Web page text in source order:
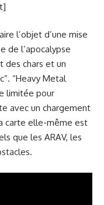
l’objet d’une mise
de l’apocalypse
des chars et un
“Heavy Metal
limitée pour
avec un chargement
carte elle-même est
que les ARAV, les